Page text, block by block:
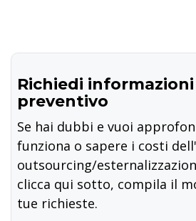
Richiedi
preventivo
Se hai dubbi e vuoi
funziona o sapere i costi dell'
outsourcing/
clicca qui sotto, compila il
tue richieste.